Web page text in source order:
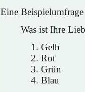
Eine
Was ist Ihre
Gelb
Rot
Grün
Blau